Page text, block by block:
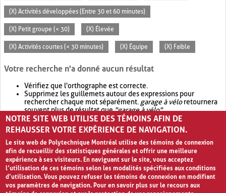
(X) Activités développées (Entre 30 et 60 minutes)
(X) Petit groupe (< 30) (X) Élevée
(X) Activités courtes (< 30 minutes) (X) Équipe (X) Faible
Votre recherche n'a donné aucun résultat
Vérifiez que l'orthographe est correcte.
Supprimez les guillemets autour des expressions pour
rechercher chaque mot séparément. garage à véloretournera
souvent plus de résultat que"garage à vélo".
Envisagez d'élargir votre recherche avec OR.garage OR vélo
retournera souvent plus de résultat quegarage à vélo
NOTRE SITE WEB UTILISE DES TÉMOINS AFIN DE
REHAUSSER VOTRE EXPÉRIENCE DE NAVIGATION.
Le site web de Polytechnique Montréal utilise des témoins de connexion
afin de recueillir des statistiques générales et offrir une meilleure
expérience à ses visiteurs. En naviguant sur le site, vous acceptez
l’utilisation de ces témoins selon les modalités spécifiées aux conditions
d’utilisation. Vous pouvez refuser les témoins de connexion en modifiant
vos paramètres de navigation. Pour en savoir plus sur le recours aux